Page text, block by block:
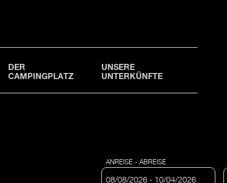
DER
CAMPINGPLATZ
UNSERE
UNTERKÜNFTE
ANREISE - ABREISE